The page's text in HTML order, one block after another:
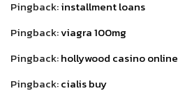
Pingback:installment loans
Pingback:viagra 100mg
Pingback:hollywood casino online
Pingback:cialis buy